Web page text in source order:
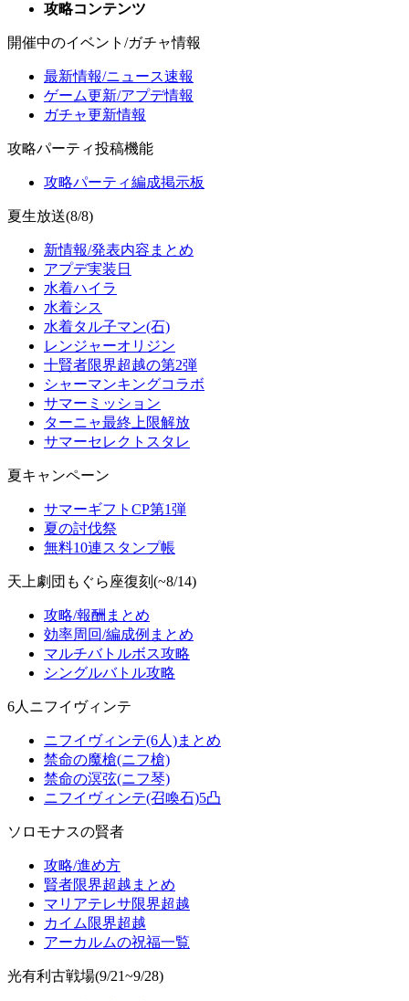
攻略コンテンツ
開催中のイベント/ガチャ情報
最新情報/ニュース速報
ゲーム更新/アプデ情報
ガチャ更新情報
攻略パーティ投稿機能
攻略パーティ編成掲示板
夏生放送(8/8)
新情報/発表内容まとめ
アプデ実装日
水着ハイラ
水着シス
水着タル子マン(石)
レンジャーオリジン
十賢者限界超越の第2弾
シャーマンキングコラボ
サマーミッション
ターニャ最終上限解放
サマーセレクトスタレ
夏キャンペーン
サマーギフトCP第1弾
夏の討伐祭
無料10連スタンプ帳
天上劇団もぐら座復刻(~8/14)
攻略/報酬まとめ
効率周回/編成例まとめ
マルチバトルボス攻略
シングルバトル攻略
6人ニフイヴィンテ
ニフイヴィンテ(6人)まとめ
禁命の魔槍(ニフ槍)
禁命の溟弦(ニフ琴)
ニフイヴィンテ(召喚石)5凸
ソロモナスの賢者
攻略/進め方
賢者限界超越まとめ
マリアテレサ限界超越
カイム限界超越
アーカルムの祝福一覧
光有利古戦場(9/21~9/28)